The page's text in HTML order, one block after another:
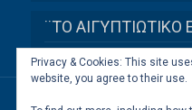
¨ΤΟ ΑΙΓΥΠΤΙΩΤΙΚΟ
Privacy & Cookies: This site
website, you agree to their use.